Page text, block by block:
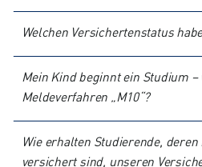
Welchen Versichertenstatus
Mein Kind beginnt ein Studium –
Meldeverfahren „M10“?
Wie erhalten Studierende,
versichert sind, unseren